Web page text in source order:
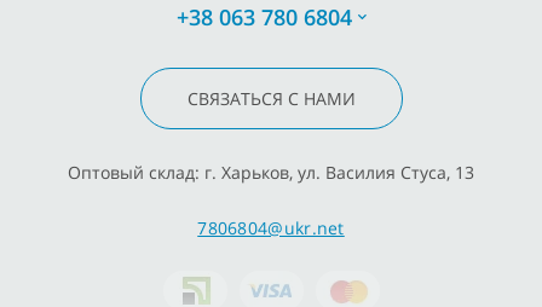
+38 063 780 6804
СВЯЗАТЬСЯ С НАМИ
Оптовый склад: г. Харьков, ул. Василия Стуса, 13
7806804@ukr.net